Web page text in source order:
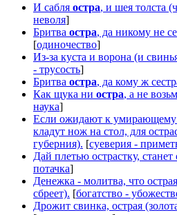
И сабля остра, и шея толста
неволя]
Бритва остра, да никому не
[одиночество]
Из-за куста и ворона (и
- трусость]
Бритва остра, да кому ж
Как щука ни остра, а не
наука]
Если ожидают к умирающему
кладут нож на стол, для
губерния). [суеверия -
Дай плетью острастку,
потачка]
Денежка - молитва, что
сбреет). [богатство -
Дрожит свинка, острая